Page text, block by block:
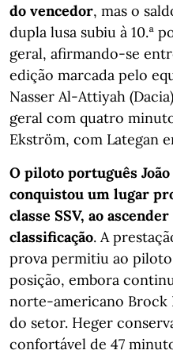
do vencedor, mas o
dupla lusa subiu à 10.ª
geral, afirmando-se
edição marcada pelo
Nasser Al-Attiyah
geral com quatro
Ekström, com Lategan
O piloto português
conquistou um lugar
classe SSV, ao
classificação. A
prova permitiu ao
posição, embora
norte-americano Brock
do setor. Heger
confortável de 47